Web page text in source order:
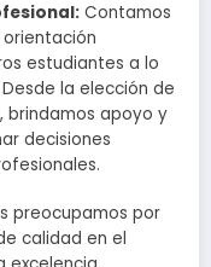
Contamos
estudiantes a lo
la elección de
brindamos apoyo y
decisiones
preocupamos por
calidad en el